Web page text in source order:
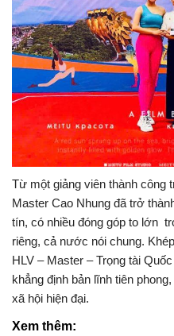
Từ một giảng viên thành công
Master Cao Nhung đã trở
tín, có nhiều đóng góp to lớn
riêng, cả nước nói chung.
HLV – Master – Trọng tài
khẳng định bản lĩnh tiên
xã hội hiện đại.
Xem thêm: